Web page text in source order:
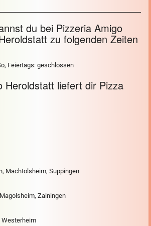
du bei Pizzeria Amigo
zu folgenden Zeiten
Feiertags: geschlossen
Heroldstatt liefert dir Pizza
Machtolsheim, Suppingen
Zainingen
Westerheim